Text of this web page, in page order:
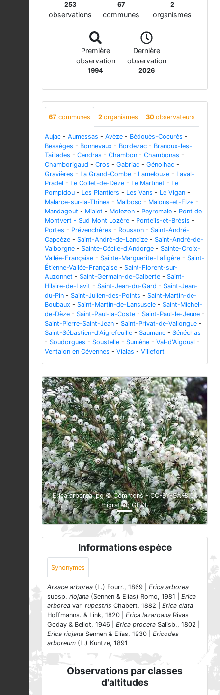
253
observations
67
communes
2
organismes
Première
observation
1994
Dernière
observation
2026
67 communes 2 organismes 30 observateurs
Aujac - Aumessas - Avèze - Bédouès-Cocurès -
Bessèges - Bonnevaux - Bordezac - Branoux-les-
Taillades - Cendras - Chambon - Chambonas -
Chamborigaud - Cros - Gabriac - Génolhac -
Gravières - La Grand-Combe - Lamelouze - Laval-
Pradel - Le Collet-de-Dèze - Le Martinet - Le
Pompidou - Les Plantiers - Les Vans - Le Vigan -
Malarce-sur-la-Thines - Malbosc - Malons-et-Elze -
Mandagout - Mialet - Molezon - Peyremale - Pont de
Montvert - Sud Mont Lozère - Ponteils-et-Brésis -
Portes - Prévenchères - Rousson - Saint-André-
Capcèze - Saint-André-de-Lancize - Saint-André-de-
Valborgne - Sainte-Cécile-d'Andorge - Sainte-Croix-
Vallée-Française - Sainte-Marguerite-Lafigère - Saint-
Étienne-Vallée-Française - Saint-Florent-sur-
Auzonnet - Saint-Germain-de-Calberte - Saint-
Hilaire-de-Lavit - Saint-Jean-du-Gard - Saint-Jean-
du-Pin - Saint-Julien-des-Points - Saint-Martin-de-
Boubaux - Saint-Martin-de-Lansuscle - Saint-Michel-
de-Dèze - Saint-Paul-la-Coste - Saint-Paul-le-Jeune -
Saint-Pierre-Saint-Jean - Saint-Privat-de-Vallongue -
Saint-Sébastien-d'Aigrefeuille - Saumane - Sénéchas
- Soudorgues - Soustelle - Sumène - Val-d'Aigoual -
Ventalon en Cévennes - Vialas - Villefort
Erica arborea.jpg © Commons - CC-BY-SA-3.0-
migrated; GFDL
Previous Next
Informations espèce
Synonymes
Arsace arborea (L.) Fourr., 1869 | Erica arborea
subsp. riojana (Sennen & Elías) Romo, 1981 | Erica
arborea var. rupestris Chabert, 1882 | Erica elata
Hoffmanns. & Link, 1820 | Erica lazaroana Rivas
Goday & Bellot, 1946 | Erica procera Salisb., 1802 |
Erica riojana Sennen & Elías, 1930 | Ericodes
arboreum (L.) Kuntze, 1891
Observations par classes
d'altitudes